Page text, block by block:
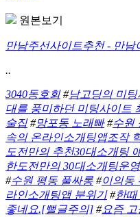
원본보기
만남주선사이트추천 - 만남
..
3040동호회#남고딩의 미
대를 풍미하던 미팅사이트
술집#망포동 노래빠#수원
속의 온라인소개팅앱조작
도전만의 추천30대소개팅
한도전만의 30대소개팅운
#수원 평동 풀싸롱 #이의동
라인소개팅앱 분위기#한때
좋네요.[뻘글주의] #요즘 고